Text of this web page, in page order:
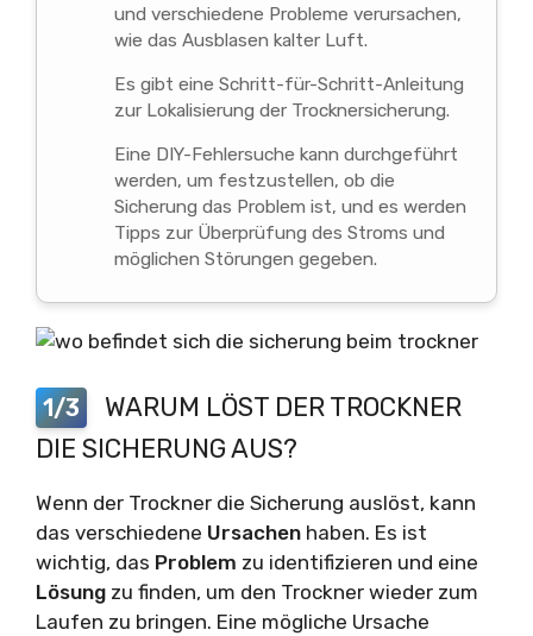
und verschiedene Probleme verursachen,
wie das Ausblasen kalter Luft.
Es gibt eine Schritt-für-Schritt-Anleitung
zur Lokalisierung der Trocknersicherung.
Eine DIY-Fehlersuche kann durchgeführt
werden, um festzustellen, ob die
Sicherung das Problem ist, und es werden
Tipps zur Überprüfung des Stroms und
möglichen Störungen gegeben.
1/3
WARUM LÖST DER TROCKNER
DIE SICHERUNG AUS?
Wenn der Trockner die Sicherung auslöst, kann
das verschiedene Ursachen haben. Es ist
wichtig, das Problem zu identifizieren und eine
Lösung zu finden, um den Trockner wieder zum
Laufen zu bringen. Eine mögliche Ursache